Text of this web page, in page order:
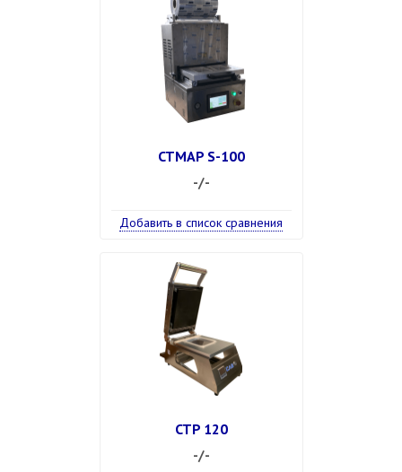
CTMAP S-100
-/-
Добавить в список сравнения
CTP 120
-/-